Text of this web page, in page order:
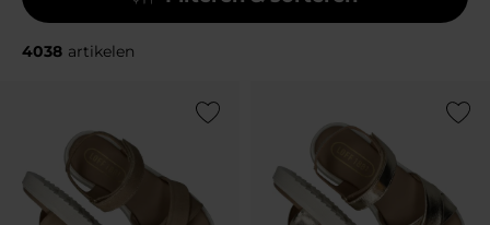
4038 artikelen
Add to Wishlist Add to